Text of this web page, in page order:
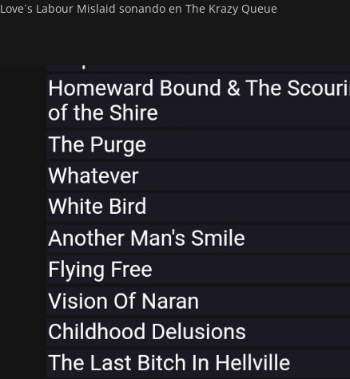
Love´s Labour Mislaid sonando en The Krazy Queue